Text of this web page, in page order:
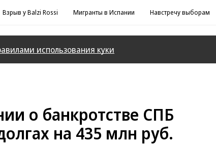
Взрыв у Balzi Rossi Мигранты в Испании Навстречу выборам
использования куки
о банкротстве СПБ
на 435 млн руб.